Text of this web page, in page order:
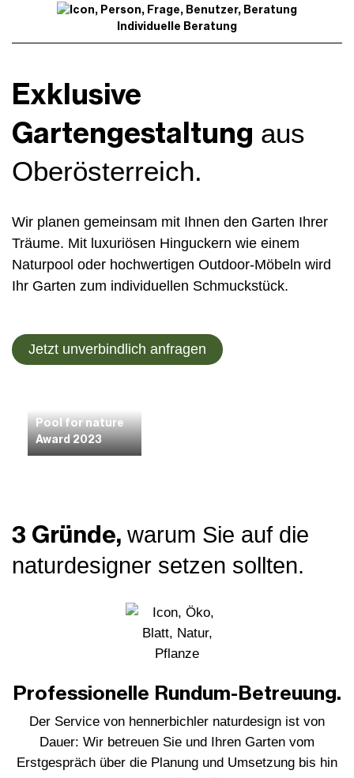
Individuelle Beratung
Exklusive
Gartengestaltung aus
Oberösterreich.
Wir planen gemeinsam mit Ihnen den Garten Ihrer
Träume. Mit luxuriösen Hinguckern wie einem
Naturpool oder hochwertigen Outdoor-Möbeln wird
Ihr Garten zum individuellen Schmuckstück.
Jetzt unverbindlich anfragen
Pool for nature
Award 2023
3 Gründe, warum Sie auf die
naturdesigner setzen sollten.
Professionelle Rundum-Betreuung.
Der Service von hennerbichler naturdesign ist von
Dauer: Wir betreuen Sie und Ihren Garten vom
Erstgespräch über die Planung und Umsetzung bis hin